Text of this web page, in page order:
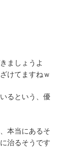
ましょうよ
けてますねｗ
るという、優
本当にあるそ
治るそうです